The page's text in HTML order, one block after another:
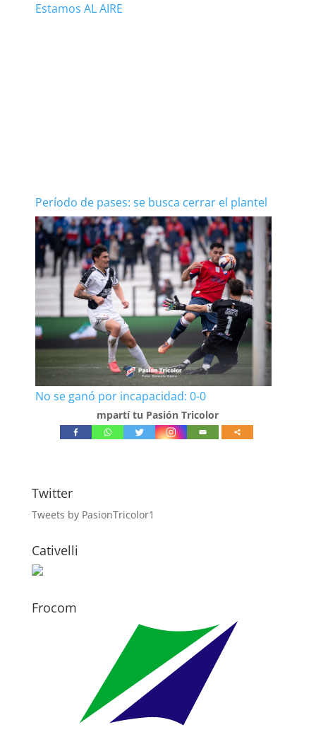
Estamos AL AIRE
Período de pases: se busca cerrar el plantel
No se ganó por incapacidad: 0-0
mpartí tu Pasión Tricolor
Twitter
Tweets by PasionTricolor1
Cativelli
Frocom